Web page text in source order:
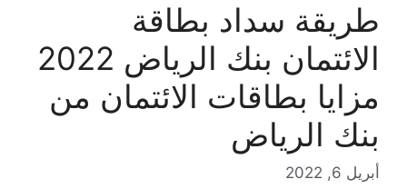
طريقة سداد بطاقة
الائتمان بنك الرياض 2022
مزايا بطاقات الائتمان من
بنك الرياض
أبريل 6, 2022